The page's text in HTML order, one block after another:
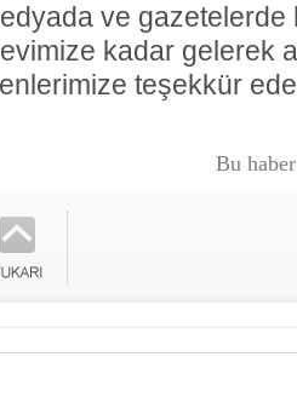
ve gazetelerde
kadar gelerek
teşekkür
Bu